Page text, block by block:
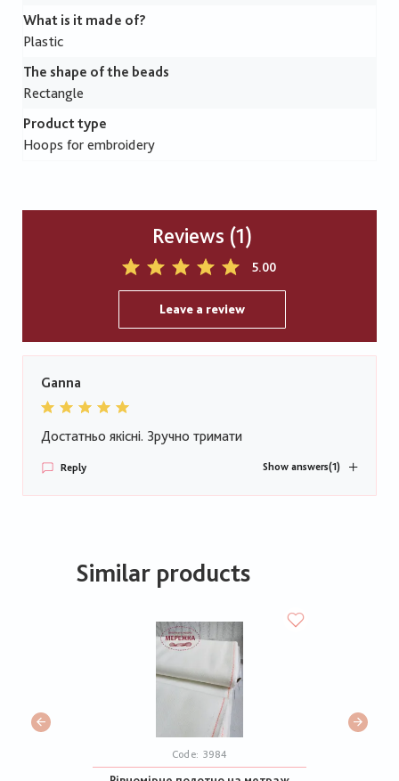
What is it made of?
Plastic
The shape of the beads
Rectangle
Product type
Hoops for embroidery
Reviews (1)
5.00
Leave a review
Ganna
Достатньо якісні. Зручно тримати
Reply Show answers(1)
Similar products
Code: 3984